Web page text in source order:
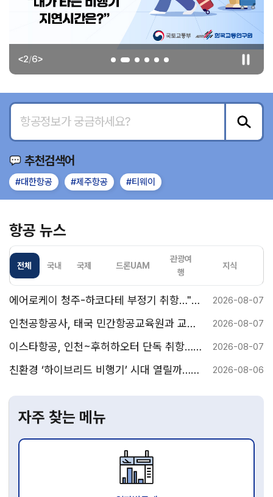
<2/6>
추천검색어
#대한항공 #제주항공 #티웨이
항공 뉴스
전체 국내 국제 드론UAM
관광여
행
지식
에어로케이 청주-하코다테 부정기 취항…"홋
카이도 세 번째 관문" 정기편 전환 기대
2026-08-07
인천공항공사, 태국 민간항공교육원과 교육
협력 MOU
2026-08-07
이스타항공, 인천~후허하오터 단독 취항…첫
운항편 '만석' 쾌조
2026-08-07
친환경 ‘하이브리드 비행기’ 시대 열릴까…장
2026-08-06
자주 찾는 메뉴